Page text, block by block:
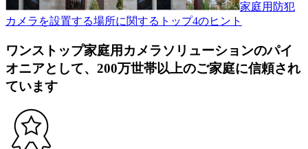
家庭用防犯
カメラを設置する場所に関するトップ4のヒント
ワンストップ家庭用カメラソリューションのパイ
オニアとして、200万世帯以上のご家庭に信頼され
ています